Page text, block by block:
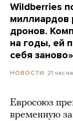
Wildberries
миллиардов
дронов.
на годы, ей
себя
НОВОСТИ 21 час
Евросоюз
временную